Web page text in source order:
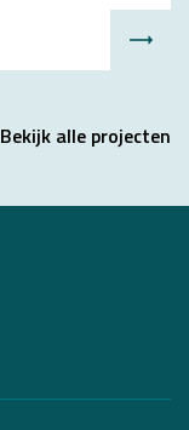
Bekijk alle projecten